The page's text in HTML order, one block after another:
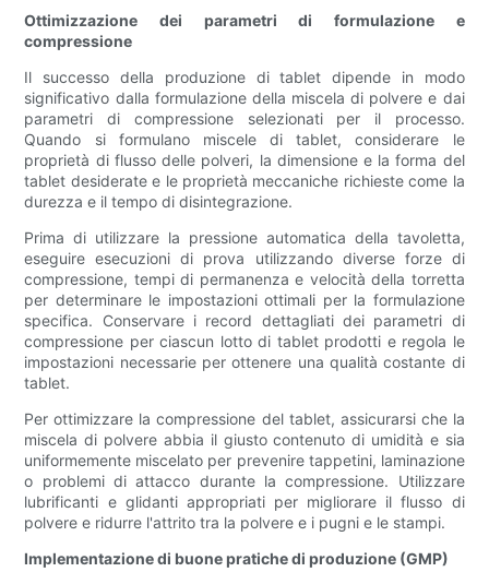
Ottimizzazione dei parametri di formulazione e
compressione
Il successo della produzione di tablet dipende in modo
significativo dalla formulazione della miscela di polvere e dai
parametri di compressione selezionati per il processo.
Quando si formulano miscele di tablet, considerare le
proprietà di flusso delle polveri, la dimensione e la forma del
tablet desiderate e le proprietà meccaniche richieste come la
durezza e il tempo di disintegrazione.
Prima di utilizzare la pressione automatica della tavoletta,
eseguire esecuzioni di prova utilizzando diverse forze di
compressione, tempi di permanenza e velocità della torretta
per determinare le impostazioni ottimali per la formulazione
specifica. Conservare i record dettagliati dei parametri di
compressione per ciascun lotto di tablet prodotti e regola le
impostazioni necessarie per ottenere una qualità costante di
tablet.
Per ottimizzare la compressione del tablet, assicurarsi che la
miscela di polvere abbia il giusto contenuto di umidità e sia
uniformemente miscelato per prevenire tappetini, laminazione
o problemi di attacco durante la compressione. Utilizzare
lubrificanti e glidanti appropriati per migliorare il flusso di
polvere e ridurre l'attrito tra la polvere e i pugni e le stampi.
Implementazione di buone pratiche di produzione (GMP)